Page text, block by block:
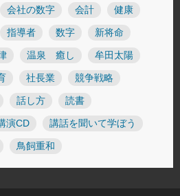
会社の数字 会計 健康
指導者 数字 新将命
温泉 癒し 牟田太陽
社長業 競争戦略
話し方 読書
演CD 講話を聞いて学ぼう
鳥飼重和